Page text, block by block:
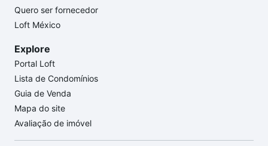
Quero ser fornecedor
Loft México
Explore
Portal Loft
Lista de Condomínios
Guia de Venda
Mapa do site
Avaliação de imóvel